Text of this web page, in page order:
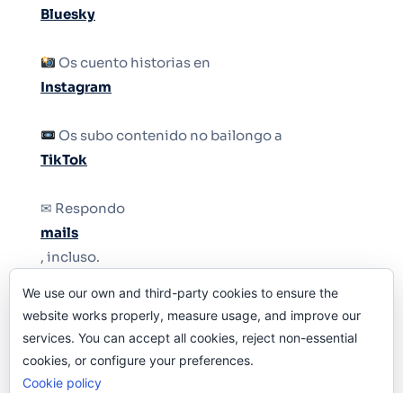
Bluesky
Os cuento historias en
Instagram
Os subo contenido no bailongo a
TikTok
✉ Respondo
mails
, incluso.
Y si una persona no puede tener teléfono, que
le quiten el teléfono.
We use our own and third-party cookies to ensure the
website works properly, measure usage, and improve our
services. You can accept all cookies, reject non-essential
cookies, or configure your preferences.
Cookie policy